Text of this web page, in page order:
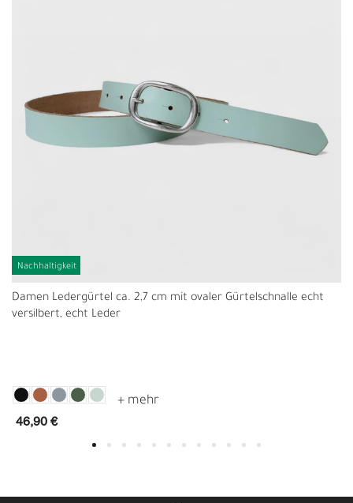
Nachhaltigkeit
Damen Ledergürtel ca. 2,7 cm mit ovaler Gürtelschnalle echt
versilbert, echt Leder
46,90 €